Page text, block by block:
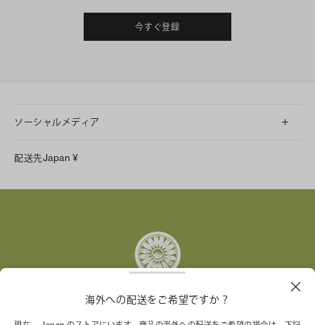
今すぐ登録
ソーシャルメディア
Facebook
配送先Japan ¥
トリー バーチ財団は、女性起業家が持続可能な企業を築
海外への配送をご希望ですか？